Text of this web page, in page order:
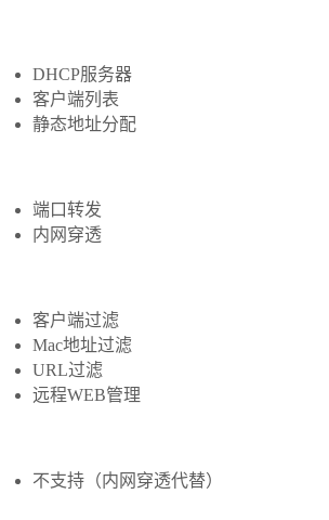
DHCP服务器
客户端列表
静态地址分配
端口转发
内网穿透
客户端过滤
Mac地址过滤
URL过滤
远程WEB管理
不支持（内网穿透代替）